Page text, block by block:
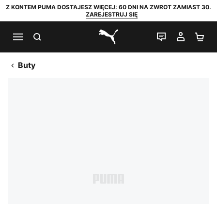
Z KONTEM PUMA DOSTAJESZ WIĘCEJ: 60 DNI NA ZWROT ZAMIAST 30.
ZAREJESTRUJ SIĘ
PUMA.com
CZAT NA
MOJE
Buty